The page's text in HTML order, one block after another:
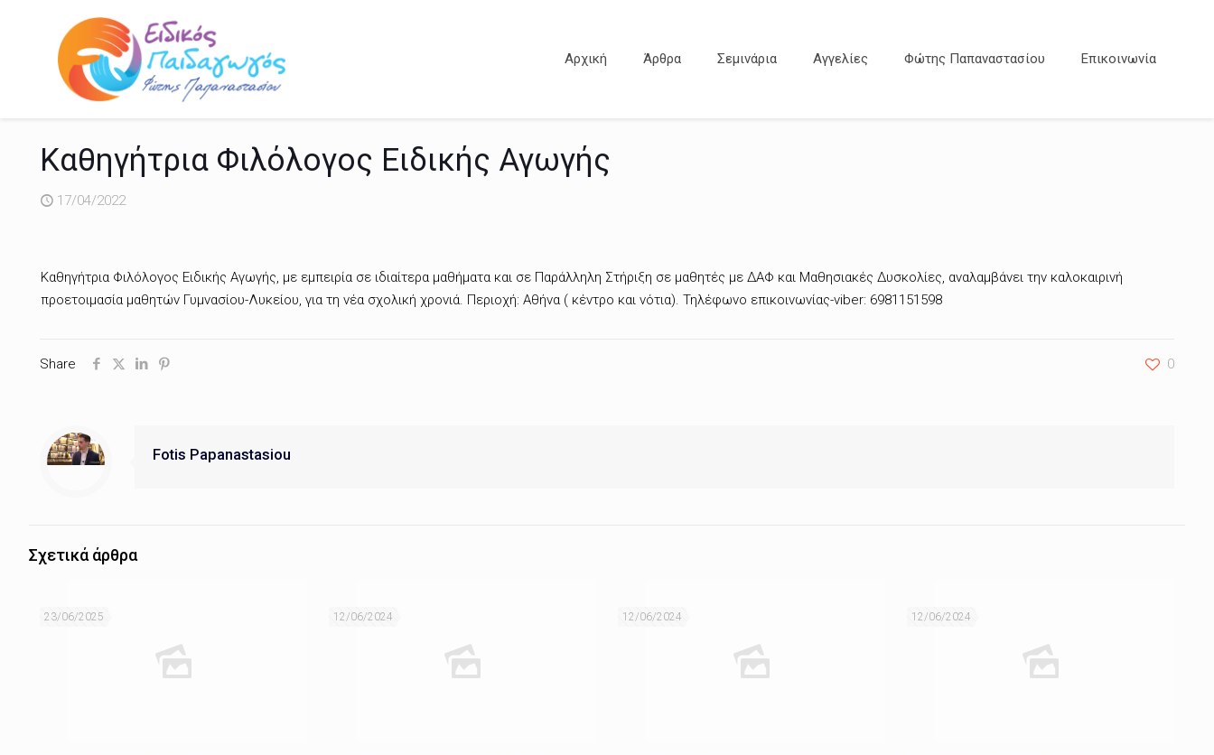
Αρχική Άρθρα Σεμινάρια Αγγελίες Φώτης Παπαναστασίου Επικοινωνία
Καθηγήτρια Φιλόλογος Ειδικής Αγωγής
17/04/2022
Καθηγήτρια Φιλόλογος Ειδικής Αγωγής, με εμπειρία σε ιδιαίτερα μαθήματα και σε Παράλληλη Στήριξη σε μαθητές με ΔΑΦ και Μαθησιακές Δυσκολίες, αναλαμβάνει την καλοκαιρινή
προετοιμασία μαθητών Γυμνασίου-Λυκείου, για τη νέα σχολική χρονιά. Περιοχή: Αθήνα ( κέντρο και νότια). Τηλέφωνο επικοινωνίας-viber: 6981151598
Share 0
Fotis Papanastasiou
Σχετικά άρθρα
23/06/2025 12/06/2024 12/06/2024 12/06/2024